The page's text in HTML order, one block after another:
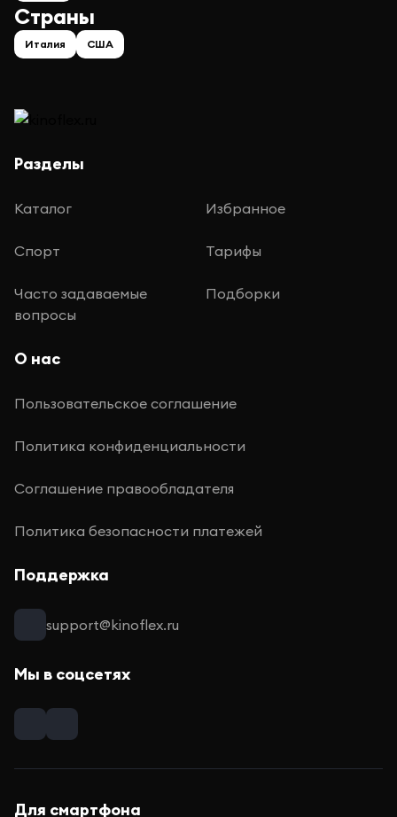
Страны
Италия США
Разделы
Каталог Избранное
Спорт Тарифы
Часто задаваемые
вопросы
Подборки
О нас
Пользовательское соглашение
Политика конфиденциальности
Соглашение правообладателя
Политика безопасности платежей
Поддержка
support@kinoflex.ru
Мы в соцсетях
Для смартфона